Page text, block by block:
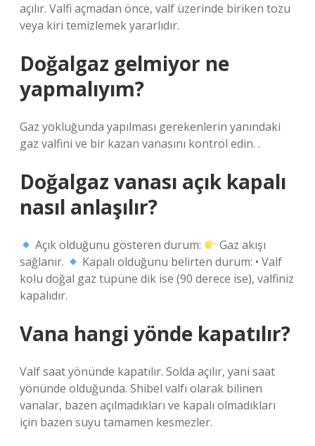
açılır. Valfi açmadan önce, valf üzerinde biriken tozu
veya kiri temizlemek yararlıdır.
Doğalgaz gelmiyor ne
yapmalıyım?
Gaz yokluğunda yapılması gerekenlerin yanındaki
gaz valfini ve bir kazan vanasını kontrol edin. .
Doğalgaz vanası açık kapalı
nasıl anlaşılır?
Açık olduğunu gösteren durum:
Gaz akışı
sağlanır.
Kapalı olduğunu belirten durum: • Valf
kolu doğal gaz tüpüne dik ise (90 derece ise), valfiniz
kapalıdır.
Vana hangi yönde kapatılır?
Valf saat yönünde kapatılır. Solda açılır, yani saat
yönünde olduğunda. Shibel valfı olarak bilinen
vanalar, bazen açılmadıkları ve kapalı olmadıkları
için bazen suyu tamamen kesmezler.